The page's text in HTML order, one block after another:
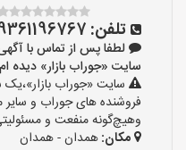
تلفن:
لطفا پس از تماس با
سایت «جوراب بازار» دیده ام و کد
سایت «جوراب
فروشنده های جوراب و
وهیچ‌گونه منفعت و
مکان:همدان - همدان